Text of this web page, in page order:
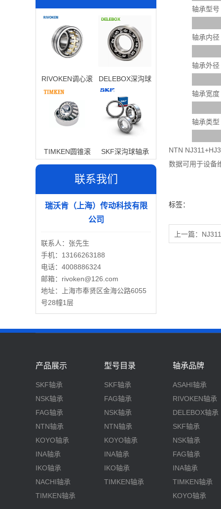
RIVOKEN调心滚
子轴承
DELEBOX深沟球
TIMKEN圆锥滚
子轴承
SKF深沟球轴承
联系我们
瑞沃肯（上海）传动科技有限
公司
联系人：张先生
手机：13166263188
电话：4008886324
邮箱：rivoken@126.com
地址：上海市奉贤区金海公路6055
号28幢1层
轴承型号
轴承内径
轴承外径
轴承宽度
轴承类型
NTN
数据可用于设备
标签：
上一篇：
产品展示
SKF轴承
NSK轴承
FAG轴承
NTN轴承
KOYO轴承
INA轴承
IKO轴承
NACHI轴承
TIMKEN轴承
型号目录
SKF轴承
FAG轴承
NSK轴承
NTN轴承
KOYO轴承
INA轴承
IKO轴承
TIMKEN轴承
轴承品牌
ASAHI轴承
RIVOKEN轴承
DELEBOX轴承
SKF轴承
NSK轴承
FAG轴承
INA轴承
TIMKEN轴承
KOYO轴承